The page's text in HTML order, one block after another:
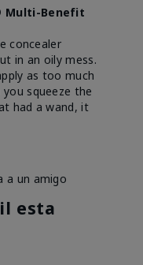
Multi-Benefit
concealer
in an oily mess.
as too much
squeeze the
had a wand, it
a un amigo
esta